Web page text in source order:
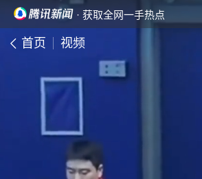
· 获取全网一手热点
首页 视频